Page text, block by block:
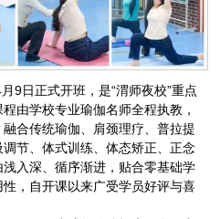
9日正式开班，是“渭师夜校”重点
由学校专业瑜伽名师全程执教，
合传统瑜伽、肩颈理疗、普拉提
节、体式训练、体态矫正、正念
入深、循序渐进，贴合零基础学
，自开课以来广受学员好评与喜